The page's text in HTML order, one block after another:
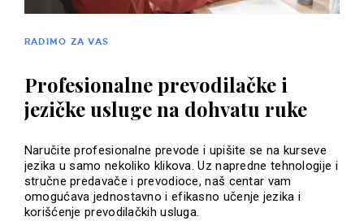
RADIMO ZA VAS
Profesionalne prevodilačke i
jezičke usluge na dohvatu ruke
Naručite profesionalne prevode i upišite se na kurseve
jezika u samo nekoliko klikova. Uz napredne tehnologije i
stručne predavače i prevodioce, naš centar vam
omogućava jednostavno i efikasno učenje jezika i
korišćenje prevodilačkih usluga.